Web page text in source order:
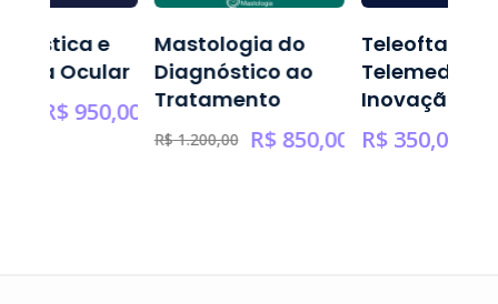
e
Ocular
R$950,00
Mastologia do
Diagnóstico ao
Tratamento
R$1.200,00 R$850,00
Inovação
R$350,00